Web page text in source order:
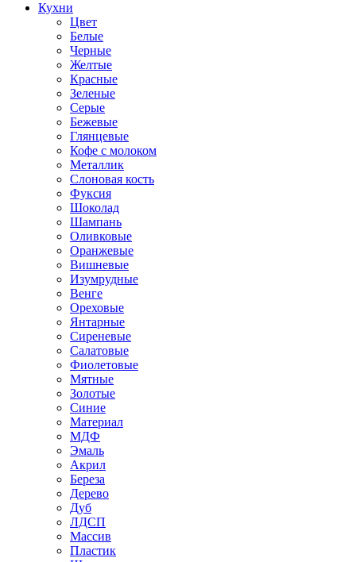
Кухни
Цвет
Белые
Черные
Желтые
Красные
Зеленые
Серые
Бежевые
Глянцевые
Кофе с молоком
Металлик
Слоновая кость
Фуксия
Шоколад
Шампань
Оливковые
Оранжевые
Вишневые
Изумрудные
Венге
Ореховые
Янтарные
Сиреневые
Салатовые
Фиолетовые
Мятные
Золотые
Синие
Материал
МДФ
Эмаль
Акрил
Береза
Дерево
Дуб
ЛДСП
Массив
Пластик